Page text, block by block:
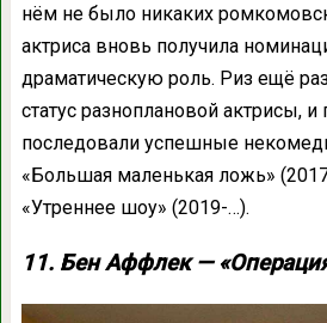
нём не было никаких
актриса вновь получила
драматическую роль. Риз ещё
статус разноплановой актрисы,
последовали успешные
«Большая маленькая ложь»
«Утреннее шоу» (2019-…).
11. Бен Аффлек —